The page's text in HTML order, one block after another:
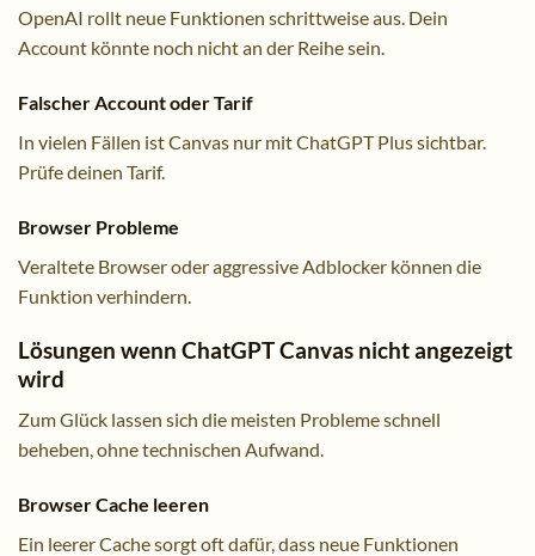
OpenAI rollt neue Funktionen schrittweise aus. Dein
Account könnte noch nicht an der Reihe sein.
Falscher Account oder Tarif
In vielen Fällen ist Canvas nur mit ChatGPT Plus sichtbar.
Prüfe deinen Tarif.
Browser Probleme
Veraltete Browser oder aggressive Adblocker können die
Funktion verhindern.
Lösungen wenn ChatGPT Canvas nicht angezeigt
wird
Zum Glück lassen sich die meisten Probleme schnell
beheben, ohne technischen Aufwand.
Browser Cache leeren
Ein leerer Cache sorgt oft dafür, dass neue Funktionen